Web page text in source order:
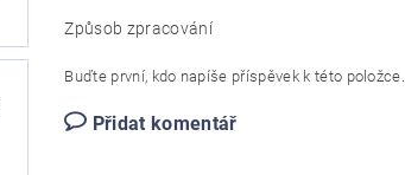
Způsob zpracování
Buďte první, kdo napíše příspěvek k této položce.
Přidat komentář